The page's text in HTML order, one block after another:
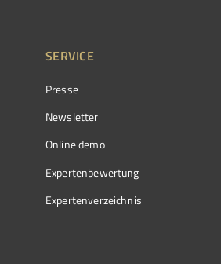
SERVICE
Presse
Newsletter
Online demo
Expertenbewertung
Expertenverzeichnis